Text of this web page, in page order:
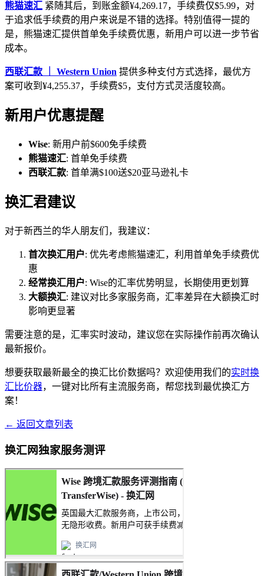
熊猫速汇 紧随其后，到账金额¥4,269.17，手续费仅$5.99，对
于追求低手续费的用户来说是不错的选择。特别值得一提的
是，熊猫速汇提供首单免手续费优惠，新用户可以进一步节省
成本。
西联汇款 ｜ Western Union 提供多种支付方式选择，最优方
案可收到¥4,255.37，手续费$5，支付方式灵活度较高。
新用户优惠提醒
Wise: 新用户前$600免手续费
熊猫速汇: 首单免手续费
西联汇款: 首单满$100送$20亚马逊礼卡
换汇君建议
对于新西兰的华人朋友们，我建议：
首次换汇用户: 优先考虑熊猫速汇，利用首单免手续费优
惠
经常换汇用户: Wise的汇率优势明显，长期使用更划算
大额换汇: 建议对比多家服务商，汇率差异在大额换汇时
影响更显著
需要注意的是，汇率实时波动，建议您在实际操作前再次确认
最新报价。
想要获取最新最全的换汇比价数据吗？欢迎使用我们的实时换
汇比价器，一键对比所有主流服务商，帮您找到最优换汇方
案！
← 返回文章列表
换汇网独家服务测评